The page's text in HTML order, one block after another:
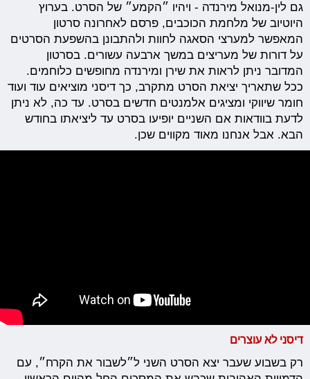
גם לין-מנואל מירנדה - ויהיו ״הקמע״ של הסרט. בערוץ
היוטיוב של מלחמת הכוכבים, פרסם לאחרונה סרטון
המאפשר למערצי הסאגה לחוות ולהתבונן בהשפעת הסרטים
על דורות של מעריצים במשך ארבעה עשורים. בסרטון
המדובר ניתן לראות את שירן ומירנדה מחופשים כלוחמים.
ככל שתאריך יציאת הסרט מתקרב, כך דיסני מוציאים עוד ועוד
חומר שיווקי ומציגים אלמנטים חדשים בסרט. עד כה, לא ניתן
לדעת בוודאות אם השניים יופיעו בסרט עד ליציאתו בחודש
הבא. אבל אנחנו מאוד מקווים שכן.
דיסני לא עוצרים
רק בשבוע שעבר יצא הסרט השני ל״לשבור את הקרח״, עם